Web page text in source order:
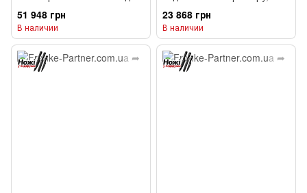
(115.0711.557) Copper (Медь)
51 948 грн
В наличии
copper (медь)
23 868 грн
В наличии